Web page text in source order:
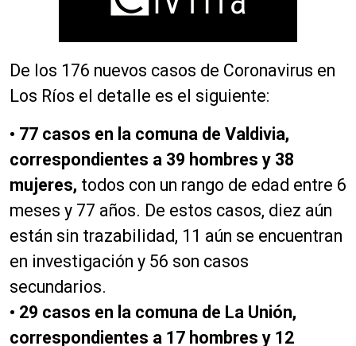
De los 176 nuevos casos de Coronavirus en
Los Ríos el detalle es el siguiente:
• 77 casos en la comuna de Valdivia,
correspondientes a 39 hombres y 38
mujeres, todos con un rango de edad entre 6
meses y 77 años. De estos casos, diez aún
están sin trazabilidad, 11 aún se encuentran
en investigación y 56 son casos
secundarios.
• 29 casos en la comuna de La Unión,
correspondientes a 17 hombres y 12